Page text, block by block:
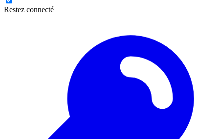
Restez connecté